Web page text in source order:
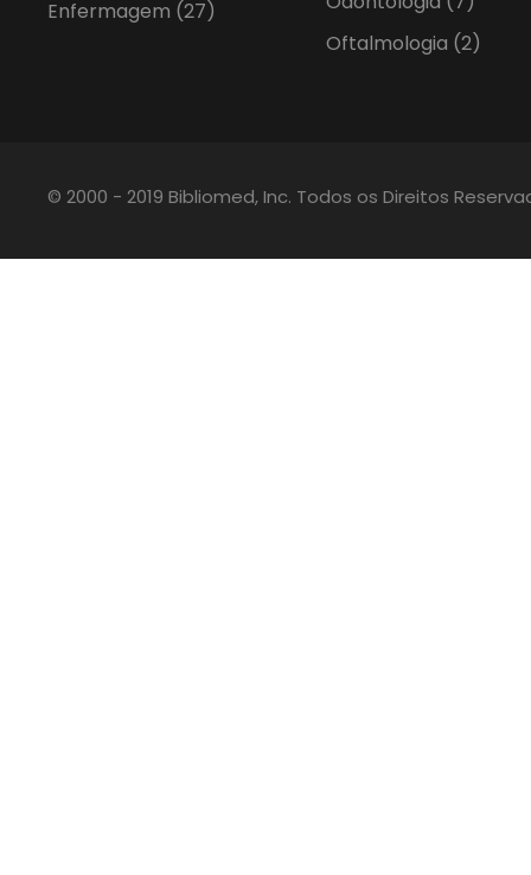
Enfermagem (27)
Oftalmologia (2)
© 2000 - 2019 Bibliomed, Inc. Todos os Direitos